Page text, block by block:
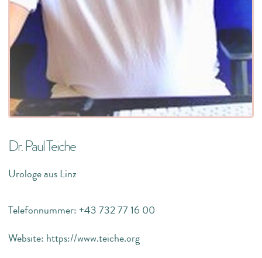
Dr. Paul Teiche
Urologe aus Linz
Telefonnummer: +43 732 77 16 00
Website: https://www.teiche.org